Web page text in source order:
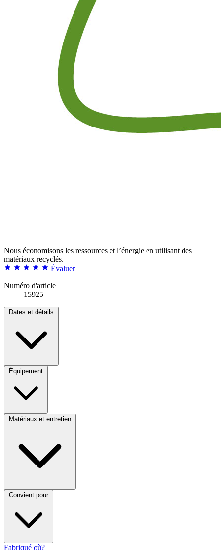
Nous économisons les ressources et l’énergie en utilisant des
matériaux recyclés.
Évaluer
Numéro d'article
15925
Dates et détails
Équipement
Matériaux et entretien
Convient pour
Fabriqué où?